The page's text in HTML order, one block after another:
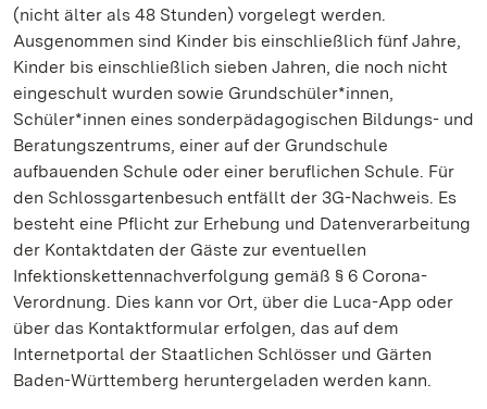
(nicht älter als 48 Stunden) vorgelegt werden.
Ausgenommen sind Kinder bis einschließlich fünf Jahre,
Kinder bis einschließlich sieben Jahren, die noch nicht
eingeschult wurden sowie Grundschüler*innen,
Schüler*innen eines sonderpädagogischen Bildungs- und
Beratungszentrums, einer auf der Grundschule
aufbauenden Schule oder einer beruflichen Schule. Für
den Schlossgartenbesuch entfällt der 3G-Nachweis. Es
besteht eine Pflicht zur Erhebung und Datenverarbeitung
der Kontaktdaten der Gäste zur eventuellen
Infektionskettennachverfolgung gemäß § 6 Corona-
Verordnung. Dies kann vor Ort, über die Luca-App oder
über das Kontaktformular erfolgen, das auf dem
Internetportal der Staatlichen Schlösser und Gärten
Baden-Württemberg heruntergeladen werden kann.